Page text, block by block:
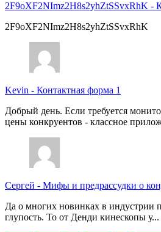
2F9oXF2NImz2H8s2yhZtSSvxRhK -
2F9oXF2NImz2H8s2yhZtSSvxRhK
Kevin - Контактная форма 1
Добрый день. Если требуется
цены конкруентов - классное
Сергей - Мифы и предрассудки о
Да о многих новинках в индустрии
глупость. То от Денди кинескопы у...